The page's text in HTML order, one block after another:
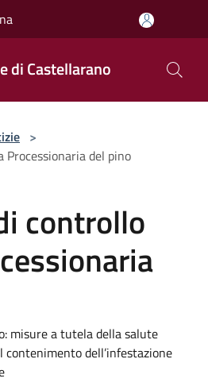
di Castellarano
>
Processionaria del pino
controllo
misure a tutela della salute
contenimento dell’infestazione